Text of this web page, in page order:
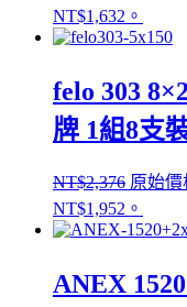
NT$1,632。
felo 303
牌 1組8支
NT$2,376 原始價
NT$1,952。
ANEX